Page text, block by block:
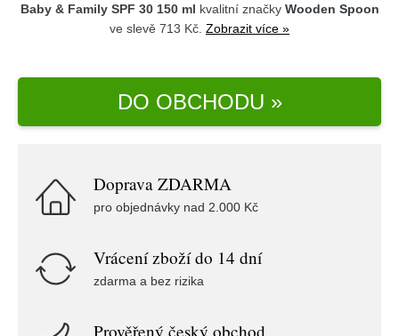
Baby & Family SPF 30 150 ml kvalitní značky Wooden Spoon
ve slevě 713 Kč. Zobrazit více »
DO OBCHODU »
Doprava ZDARMA
pro objednávky nad 2.000 Kč
Vrácení zboží do 14 dní
zdarma a bez rizika
Prověřený český obchod